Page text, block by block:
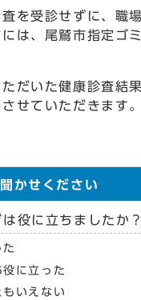
を受診せずに、職
は、尾鷲市指定ゴ
だいた健康診査結
せていただきます。
かせください
役に立ちましたか？
役に立った
もいえない